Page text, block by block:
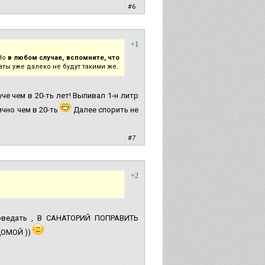
#6
+1
в любом случае, вспомните, что
уже далеко не будут такими же.
чем в 20-ть лет! Выпивал 1-н литр
чем в 20-ть
Далее спорить не
#7
+2
, В САНАТОРИЙ ПОПРАВИТЬ
))